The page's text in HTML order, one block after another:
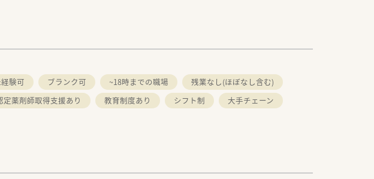
験可 ブランク可 ~18時までの職場
残業なし(ほぼなし含む)
定薬剤師取得支援あり 教育制度あり シフト制
大手チェーン